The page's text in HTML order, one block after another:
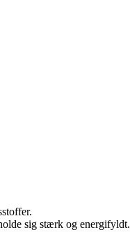
sig stærk og energifyldt.